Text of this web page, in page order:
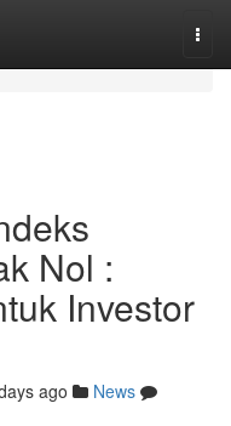
Nol :
Investor
ago
News